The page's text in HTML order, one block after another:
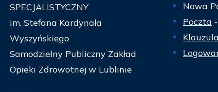
SPECJALISTYCZNY
im. Stefana Kardynała
Wyszyńskiego
Samodzielny Publiczny Zakład
Opieki Zdrowotnej w Lublinie
Nowa
Poczta